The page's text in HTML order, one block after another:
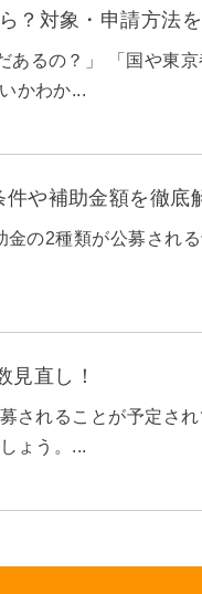
？対象・申請方法
あるの？」 「国や東
かわか...
や補助金額を徹底
の2種類が公募され
見直し！
されることが予定さ
ょう。...